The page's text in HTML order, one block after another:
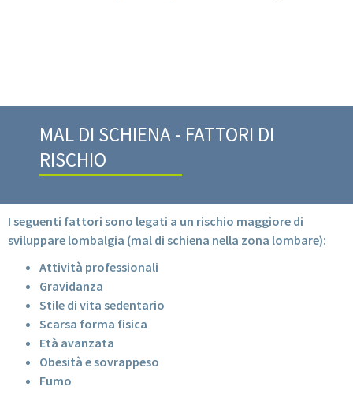
MAL DI SCHIENA - FATTORI DI
RISCHIO
I seguenti fattori sono legati a un rischio maggiore di
sviluppare lombalgia (mal di schiena nella zona lombare):
Attività professionali
Gravidanza
Stile di vita sedentario
Scarsa forma fisica
Età avanzata
Obesità e sovrappeso
Fumo